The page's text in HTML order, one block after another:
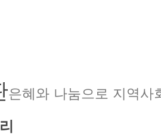
은혜와 나눔으로 지역사